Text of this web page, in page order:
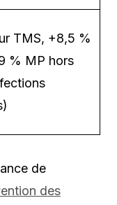
TMS, +8,5 %
% MP hors
de
des